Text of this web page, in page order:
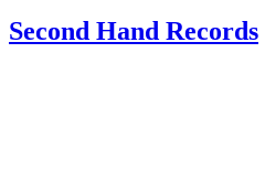
Second Hand Records